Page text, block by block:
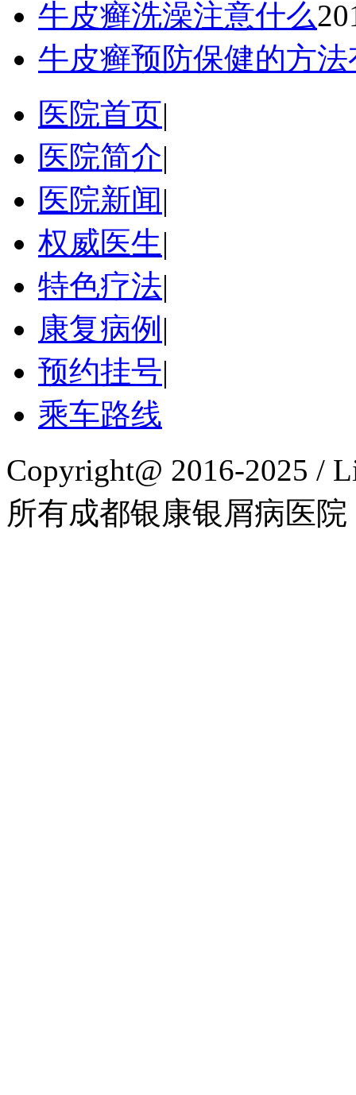
牛皮癣洗澡注意什么
牛皮癣预防保健的方
医院首页|
医院简介|
医院新闻|
权威医生|
特色疗法|
康复病例 |
预约挂号|
乘车路线
Copyright@ 2016-2025 /
所有成都银康银屑病医院